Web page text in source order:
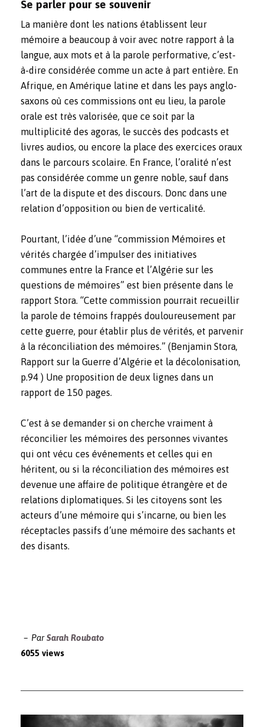
Se parler pour se souvenir
La manière dont les nations établissent leur
mémoire a beaucoup à voir avec notre rapport à la
langue, aux mots et à la parole performative, c’est-
à-dire considérée comme un acte à part entière. En
Afrique, en Amérique latine et dans les pays anglo-
saxons où ces commissions ont eu lieu, la parole
orale est très valorisée, que ce soit par la
multiplicité des agoras, le succès des podcasts et
livres audios, ou encore la place des exercices oraux
dans le parcours scolaire. En France, l’oralité n’est
pas considérée comme un genre noble, sauf dans
l’art de la dispute et des discours. Donc dans une
relation d’opposition ou bien de verticalité.
Pourtant, l’idée d’une “commission Mémoires et
vérités chargée d’impulser des initiatives
communes entre la France et l’Algérie sur les
questions de mémoires” est bien présente dans le
rapport Stora. “Cette commission pourrait recueillir
la parole de témoins frappés douloureusement par
cette guerre, pour établir plus de vérités, et parvenir
à la réconciliation des mémoires.” (Benjamin Stora,
Rapport sur la Guerre d’Algérie et la décolonisation,
p.94 ) Une proposition de deux lignes dans un
rapport de 150 pages.
C’est à se demander si on cherche vraiment à
réconcilier les mémoires des personnes vivantes
qui ont vécu ces événements et celles qui en
héritent, ou si la réconciliation des mémoires est
devenue une affaire de politique étrangère et de
relations diplomatiques. Si les citoyens sont les
acteurs d’une mémoire qui s’incarne, ou bien les
réceptacles passifs d’une mémoire des sachants et
des disants.
ParSarah Roubato
6055 views